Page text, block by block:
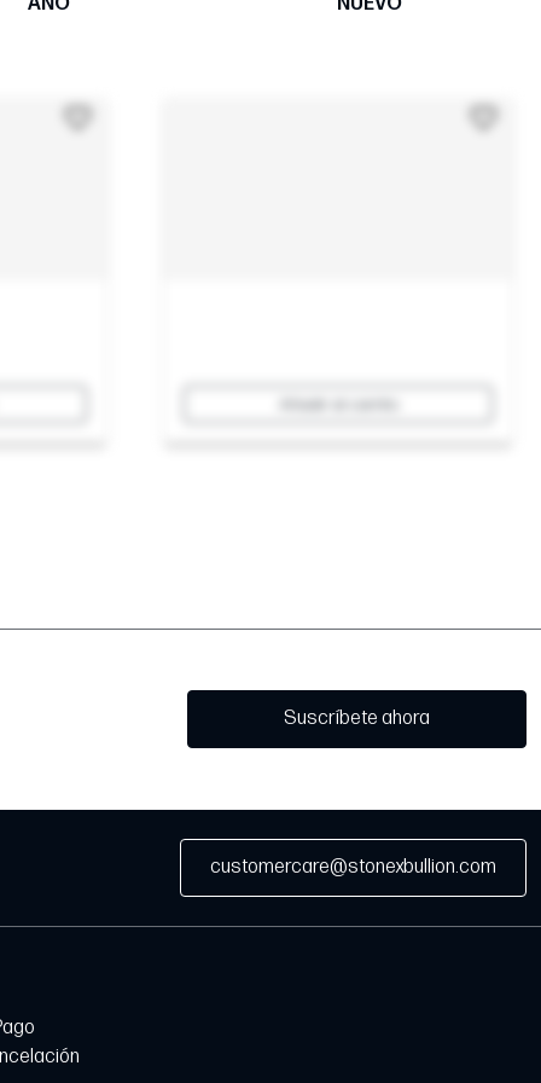
Suscríbete ahora
customercare@stonexbullion.com